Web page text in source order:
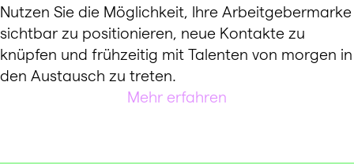
owner needs to setup the site with their CMP to add
this content to the list of technologies used.
Powered byUsercentrics Consent Management
Platform
Nutzen Sie die Möglichkeit, Ihre Arbeitgebermarke
sichtbar zu positionieren, neue Kontakte zu
knüpfen und frühzeitig mit Talenten von morgen in
den Austausch zu treten.
Mehr erfahren